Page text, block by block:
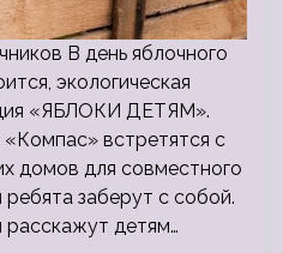
В день яблочного
экологическая
«ЯБЛОКИ ДЕТЯМ».
встретятся с
домов для совместного
заберут с собой.
расскажут детям…